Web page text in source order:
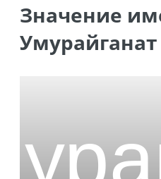
Значение имени
Умурайганат